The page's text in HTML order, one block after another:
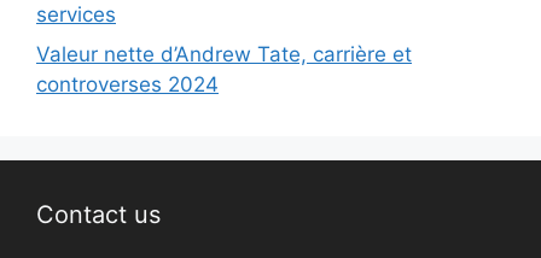
services
Valeur nette d’Andrew Tate, carrière et
controverses 2024
Contact us